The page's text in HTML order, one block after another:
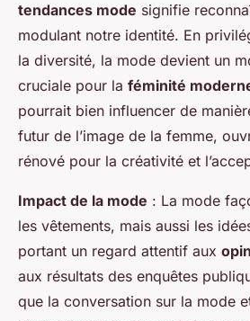
tendances mode signifie
modulant notre identité. En
la diversité, la mode devient un
cruciale pour la féminité
pourrait bien influencer de
futur de l’image de la femme,
rénové pour la créativité et
Impact de la mode : La mode
les vêtements, mais aussi les
portant un regard attentif aux
aux résultats des enquêtes
que la conversation sur la mode